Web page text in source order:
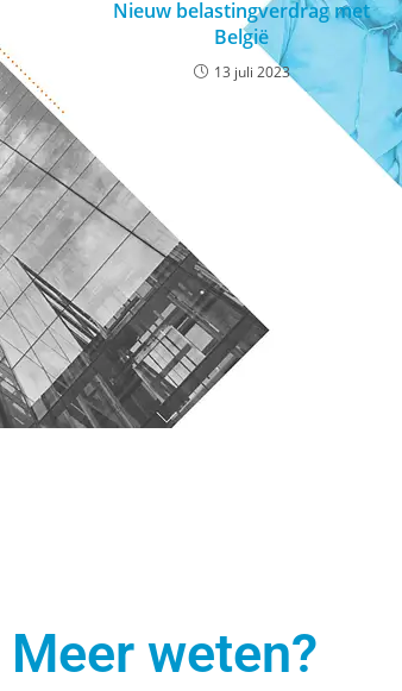
Nieuw belastingverdrag met
België
13 juli 2023
Meer weten?